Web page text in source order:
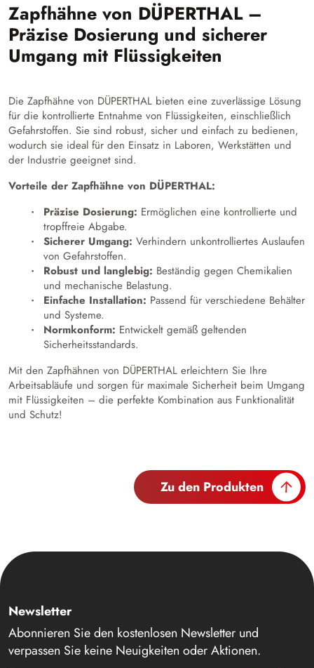
Zapfhähne von DÜPERTHAL –
Präzise Dosierung und sicherer
Umgang mit Flüssigkeiten
Die Zapfhähne von DÜPERTHAL bieten eine zuverlässige Lösung
für die kontrollierte Entnahme von Flüssigkeiten, einschließlich
Gefahrstoffen. Sie sind robust, sicher und einfach zu bedienen,
wodurch sie ideal für den Einsatz in Laboren, Werkstätten und
der Industrie geeignet sind.
Vorteile der Zapfhähne von DÜPERTHAL:
Präzise Dosierung: Ermöglichen eine kontrollierte und
tropffreie Abgabe.
Sicherer Umgang: Verhindern unkontrolliertes Auslaufen
von Gefahrstoffen.
Robust und langlebig: Beständig gegen Chemikalien
und mechanische Belastung.
Einfache Installation: Passend für verschiedene Behälter
und Systeme.
Normkonform: Entwickelt gemäß geltenden
Sicherheitsstandards.
Mit den Zapfhähnen von DÜPERTHAL erleichtern Sie Ihre
Arbeitsabläufe und sorgen für maximale Sicherheit beim Umgang
mit Flüssigkeiten – die perfekte Kombination aus Funktionalität
und Schutz!
Zu den Produkten
Newsletter
Abonnieren Sie den kostenlosen Newsletter und
verpassen Sie keine Neuigkeiten oder Aktionen.